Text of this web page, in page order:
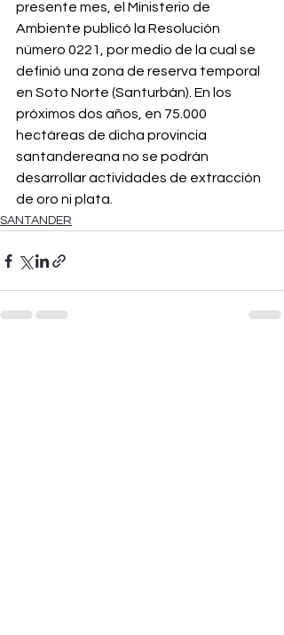
presente mes, el Ministerio de
Ambiente publicó la Resolución
número 0221, por medio de la cual se
definió una zona de reserva temporal
en Soto Norte (Santurbán). En los
próximos dos años, en 75.000
hectáreas de dicha provincia
santandereana no se podrán
desarrollar actividades de extracción
de oro ni plata.
SANTANDER